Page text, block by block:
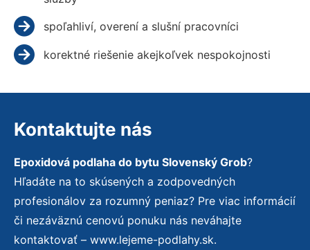
spoľahliví, overení a slušní pracovníci
korektné riešenie akejkoľvek nespokojnosti
Kontaktujte nás
Epoxidová podlaha do bytu Slovenský Grob?
Hľadáte na to skúsených a zodpovedných
profesionálov za rozumný peniaz? Pre viac informácií
či nezáväznú cenovú ponuku nás neváhajte
kontaktovať – www.lejeme-podlahy.sk.